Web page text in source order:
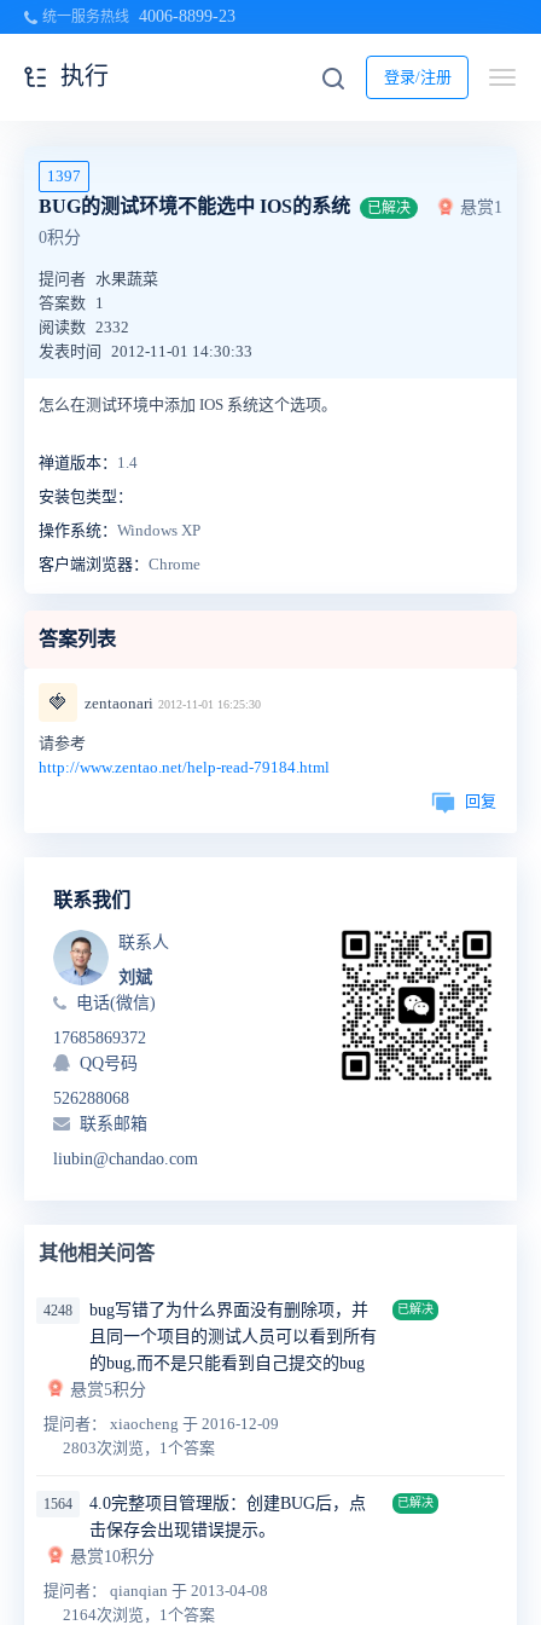
统一服务热线 4006-8899-23
登录/注册
执行
1397
BUG的测试环境不能选中 IOS的系统 已解决
悬赏1
0积分
提问者 水果蔬菜
答案数 1
阅读数 2332
发表时间
2012-11-01 14:30:33
怎么在测试环境中添加 IOS 系统这个选项。
禅道版本： 1.4
安装包类型：
操作系统： Windows XP
客户端浏览器： Chrome
答案列表
🍓 zentaonari 2012-11-01 16:25:30
请参考
http://www.zentao.net/help-read-79184.html
回复
联系我们
联系人
刘斌
电话(微信)
17685869372
QQ号码
526288068
联系邮箱
liubin@chandao.com
其他相关问答
4248
bug写错了为什么界面没有删除项，并
且同一个项目的测试人员可以看到所有
的bug,而不是只能看到自己提交的bug
已解决
悬赏5积分
提问者： xiaocheng 于 2016-12-09
2803次浏览，1个答案
1564
4.0完整项目管理版：创建BUG后，点
击保存会出现错误提示。
已解决
悬赏10积分
提问者： qianqian 于 2013-04-08
2164次浏览，1个答案